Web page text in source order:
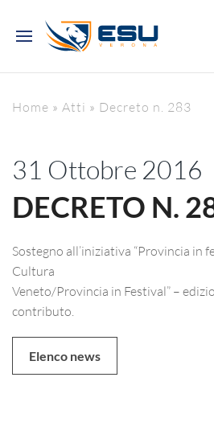
Home » Atti » Decreto n. 283
31 Ottobre 2016
DECRETO N.
Sostegno all’iniziativa “Provincia in
Cultura
Veneto/Provincia in Festival” –
contributo.
Elenco news